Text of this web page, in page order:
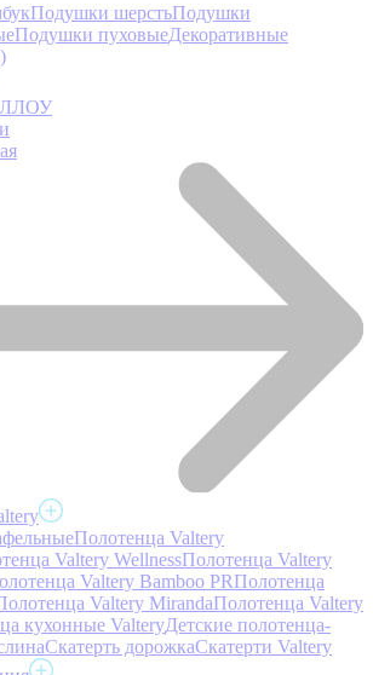
Подушки шерстьПодушки
Подушки пуховыеДекоративные
Полотенца Valtery
Valtery WellnessПолотенца Valtery
Valtery Bamboo PRПолотенца
Valtery MirandaПолотенца Valtery
кухонные ValteryДетские полотенца-
Скатерть дорожкаСкатерти Valtery